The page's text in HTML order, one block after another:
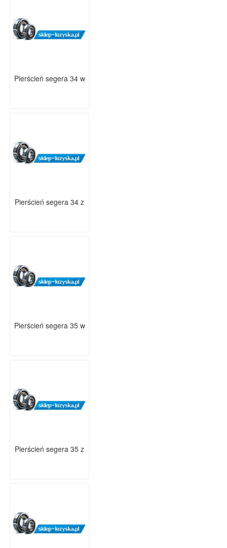
Pierścień segera 34 w
Pierścień segera 34 z
Pierścień segera 35 w
Pierścień segera 35 z